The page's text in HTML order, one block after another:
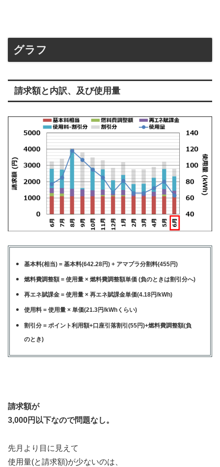
グラフ
請求額と内訳、及び使用量
基本料(相当) = 基本料(642.28円) + アマプラ分割料(455円)
燃料費調整額 = 使用量 ×燃料費調整額単価 (負のときは割引分へ)
再エネ賦課金 = 使用量 × 再エネ賦課金単価(4.18円/kWh)
使用料 = 使用量 × 単価(21.3円/kWhくらい)
割引分 = ポイント利用額+口座引落割引(55円)+燃料費調整額(負
のとき)
請求額が
3,000円以下なので問題なし。
先月より目に見えて
使用量(と請求額)が少ないのは、